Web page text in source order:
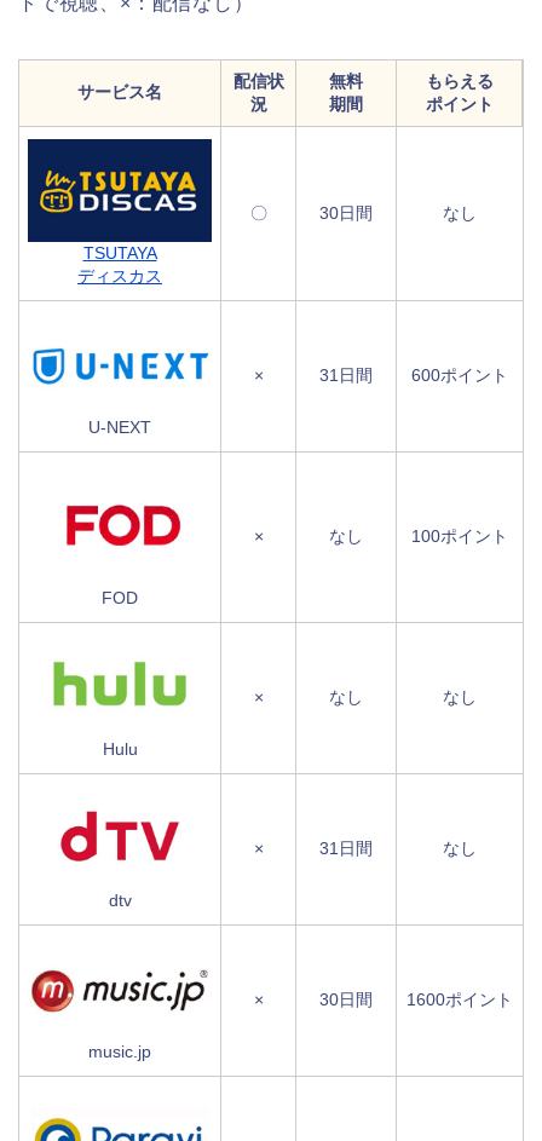
サービス名
配信状
況
無料
期間
もらえる
ポイント
TSUTAYA
ディスカス
〇 30日間 なし
U-NEXT
× 31日間 600ポイント
FOD
× なし 100ポイント
Hulu
× なし なし
dtv
× 31日間 なし
music.jp
× 30日間 1600ポイント